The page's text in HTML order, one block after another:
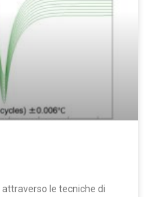
le tecniche di